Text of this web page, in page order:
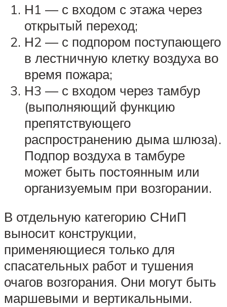
Н1 — с входом с этажа через
открытый переход;
Н2 — с подпором поступающего
в лестничную клетку воздуха во
время пожара;
Н3 — с входом через тамбур
(выполняющий функцию
препятствующего
распространению дыма шлюза).
Подпор воздуха в тамбуре
может быть постоянным или
организуемым при возгорании.
В отдельную категорию СНиП
выносит конструкции,
применяющиеся только для
спасательных работ и тушения
очагов возгорания. Они могут быть
маршевыми и вертикальными.